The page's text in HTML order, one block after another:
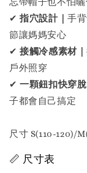
✔指穴設計｜手
節讓媽媽安心
✔接觸冷感素材｜
戶外照穿
✔一顆鈕扣快穿
子都會自己搞定
尺寸 S(110-120)/
📏 尺寸表